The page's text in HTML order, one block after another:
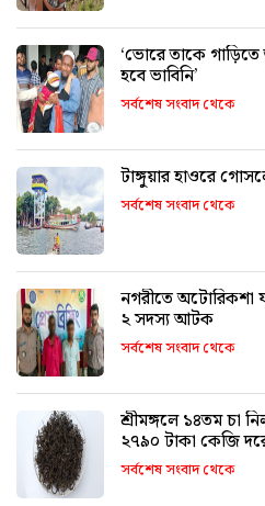
‘ভোরে তাকে গাড়িতে তুলে
হবে ভাবিনি’
সর্বশেষ সংবাদ থেকে
টাঙ্গুয়ার হাওরে
সর্বশেষ সংবাদ থেকে
নগরীতে অটোরিকশা
২ সদস্য আটক
সর্বশেষ সংবাদ থেকে
শ্রীমঙ্গলে ১৪তম চা
২৭৯০ টাকা কেজি
সর্বশেষ সংবাদ থেকে